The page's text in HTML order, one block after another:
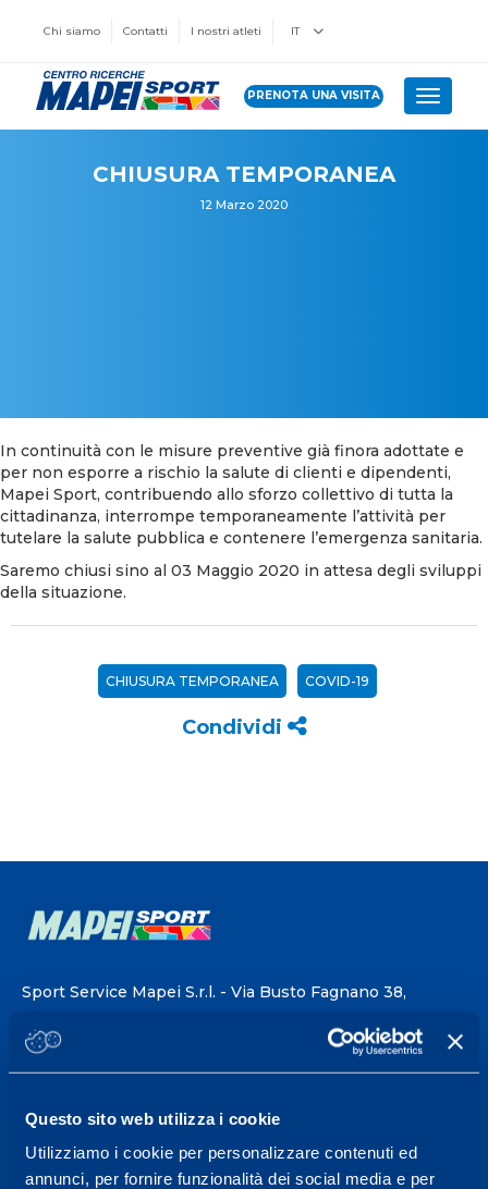
Questo sito web utilizza i cookie
Utilizziamo i cookie per personalizzare contenuti ed
annunci, per fornire funzionalità dei social media e per
Chi siamo Contatti I nostri atleti IT
PRENOTA UNA VISITA Toggle
CHIUSURA TEMPORANEA
12 Marzo 2020
In continuità con le misure preventive già finora adottate e
per non esporre a rischio la salute di clienti e dipendenti,
Mapei Sport, contribuendo allo sforzo collettivo di tutta la
cittadinanza, interrompe temporaneamente l’attività per
tutelare la salute pubblica e contenere l’emergenza sanitaria.
Saremo chiusi sino al 03 Maggio 2020 in attesa degli sviluppi
della situazione.
CHIUSURA TEMPORANEA COVID-19
Condividi
Sport Service Mapei S.r.l. - Via Busto Fagnano 38,
Per prenotare una visita o avere ulteriori
lunedì a venerdì 9.30-12.30 e 14.30-17.30.
ORARI DI APERTURA RECEPTION